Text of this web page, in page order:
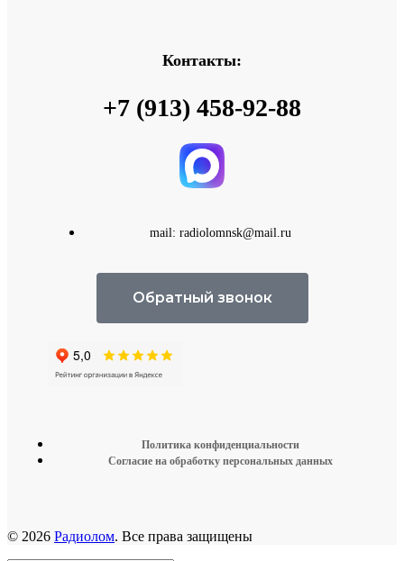
Контакты:
+7 (913) 458-92-88
mail: radiolomnsk@mail.ru
Обратный звонок
Политика конфиденциальности
Согласие на обработку персональных данных
© 2026 Радиолом. Все права защищены